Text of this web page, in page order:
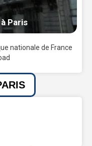
Paris
nationale de France